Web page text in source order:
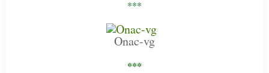
***
Onac-vg
***